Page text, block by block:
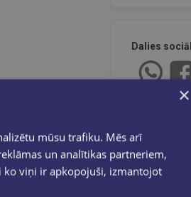
Dalies
×
mūsu trafiku. Mēs arī
un analītikas partneriem,
ko viņi ir apkopojuši, izmantojot